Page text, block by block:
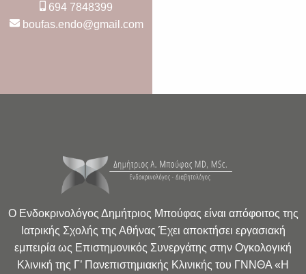
694 7848399
boufas.endo@gmail.com
Ο Ενδοκρινολόγος Δημήτριος Μπούφας είναι απόφοιτος της
Ιατρικής Σχολής της Αθήνας Έχει αποκτήσει εργασιακή
εμπειρία ως Επιστημονικός Συνεργάτης στην Ογκολογική
Κλινική της Γ’ Πανεπιστημιακής Κλινικής του ΓΝΝΘΑ «Η